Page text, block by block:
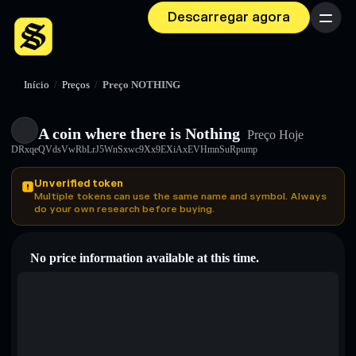
Descarregar agora Menu
Início / Preços / Preço NOTHING
A coin where there is Nothing Preço Hoje
DRxqeQVdsVwRbLrJ5WnSxwc9Xx9EXiAxEVHmnSuRpump
Unverified token
Multiple tokens can use the same name and symbol. Always
do your own research before buying.
No price information available at this time.